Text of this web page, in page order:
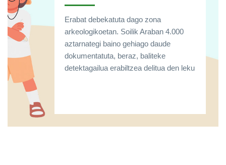
Erabat debekatuta dago zona
arkeologikoetan. Soilik Araban 4.000
aztarnategi baino gehiago daude
dokumentatuta, beraz, baliteke
detektagailua erabiltzea delitua den leku